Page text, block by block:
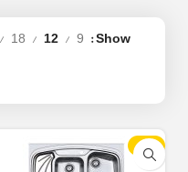
Show
9
12
18
-12%